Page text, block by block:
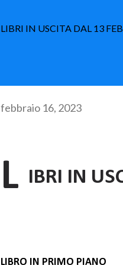
LIBRI IN USCITA DAL 13
febbraio 16, 2023
L IBRI IN
LIBRO IN PRIMO PIANO